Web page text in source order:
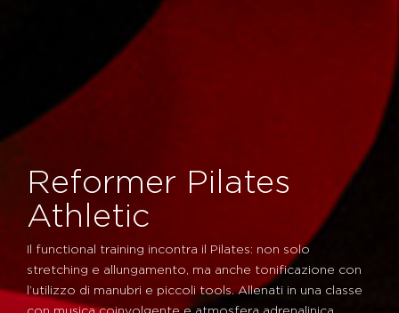
Reformer Pilates
Athletic
Il functional training incontra il Pilates: non solo
stretching e allungamento, ma anche tonificazione con
l’utilizzo di manubri e piccoli tools. Allenati in una classe
con musica coinvolgente e atmosfera adrenalinica.